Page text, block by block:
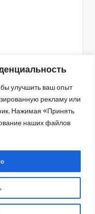
улучшить ваш опыт
рекламу или
Нажимая «Принять
наших файлов
. Все права